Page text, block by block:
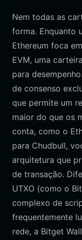
Nem todas as
forma. Enquanto
Ethereum foca
EVM, uma
para
de consenso
que permite um
maior do que os
conta, como o
para Chudbull,
arquitetura que
de transação.
UTXO (como o
complexo de
frequentemente
rede, a Bitget